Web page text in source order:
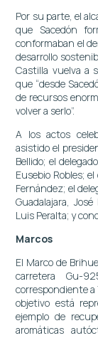
Por su parte, el
que Sacedón
conformaban el
desarrollo
Castilla vuelva a
que “desde
de recursos
volver a serlo”.
A los actos
asistido el
Bellido; el
Eusebio Robles;
Fernández; el
Guadalajara,
Luis Peralta; y
Marcos
El Marco de
carretera Gu-
correspondiente a
objetivo está
ejemplo de
aromáticas